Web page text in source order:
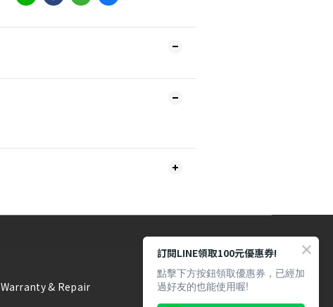
Warranty & Repair
訂閱LINE領取100元優惠券!
點擊下方按鈕領取優惠券，已經加
過好友的也能使用喔!